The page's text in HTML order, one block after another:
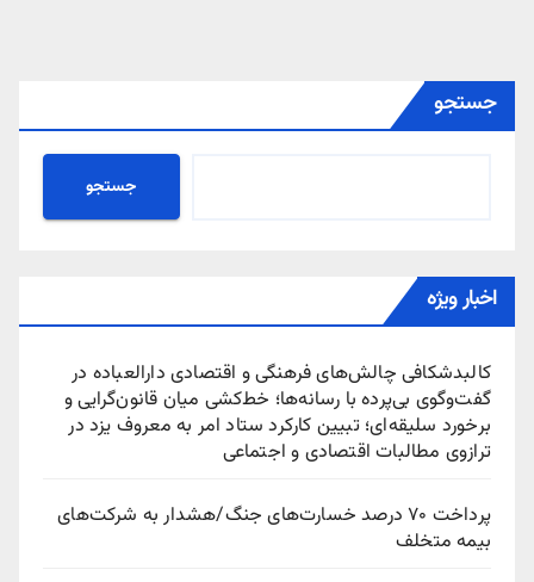
جستجو
جستجو
اخبار ویژه
کالبدشکافی چالش‌های فرهنگی و اقتصادی دارالعباده در
گفت‌وگوی بی‌پرده با رسانه‌ها؛ خط‌کشی میان قانون‌گرایی و
برخورد سلیقه‌ای؛ تبیین کارکرد ستاد امر به معروف یزد در
ترازوی مطالبات اقتصادی و اجتماعی
پرداخت ۷۰ درصد خسارت‌های جنگ/هشدار به شرکت‌های
بیمه متخلف